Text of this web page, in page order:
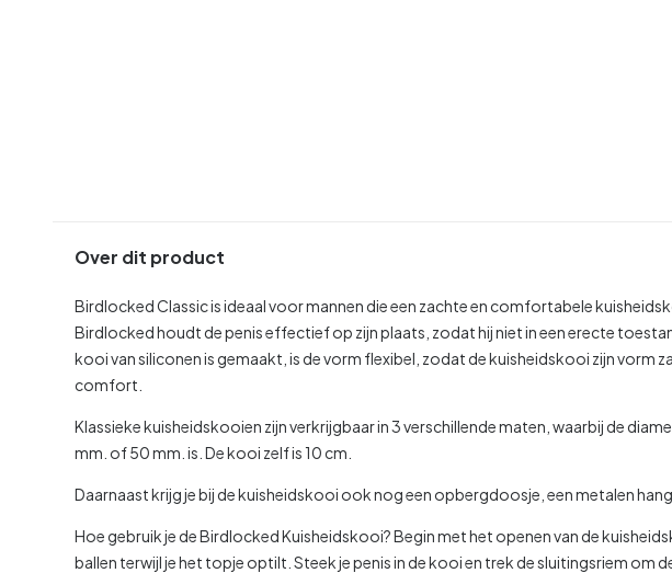
Over dit product
Birdlocked Classic is ideaal voor mannen die een zachte en comfortabele
Birdlocked houdt de penis effectief op zijn plaats, zodat hij niet in een erecte
kooi van siliconen is gemaakt, is de vorm flexibel, zodat de kuisheidskooi zijn vorm
comfort.
Klassieke kuisheidskooien zijn verkrijgbaar in 3 verschillende maten, waarbij de
mm. of 50 mm. is. De kooi zelf is 10 cm.
Daarnaast krijg je bij de kuisheidskooi ook nog een opbergdoosje, een metalen
Hoe gebruik je de Birdlocked Kuisheidskooi?Begin met het openen van de
ballen terwijl je het topje optilt. Steek je penis in de kooi en trek de sluitingsriem om